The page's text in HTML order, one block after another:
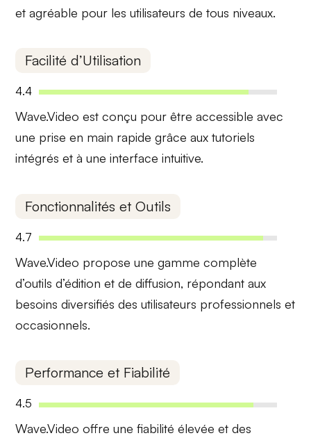
et agréable pour les utilisateurs de tous niveaux.
Facilité d’Utilisation
4.4
Wave.Video estconçu pour être accessible avec
une prise en main rapide grâce aux tutoriels
intégrés et à une interface intuitive.
Fonctionnalités et Outils
4.7
Wave.Video propose unegamme complète
d’outils d’édition et de diffusion, répondant aux
besoins diversifiés des utilisateurs professionnels et
occasionnels.
Performance et Fiabilité
4.5
Wave.Video offre unefiabilité élevée et des